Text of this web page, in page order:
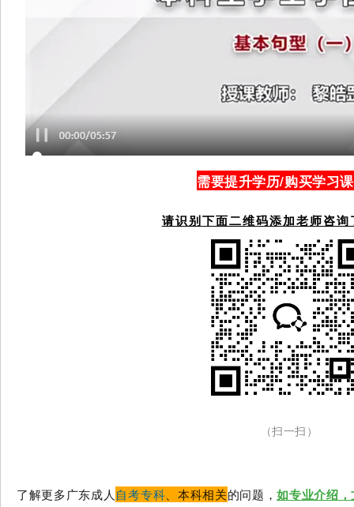
需要提升学历/购买学习
请识别下面二维码添加老师咨
（扫一扫）
了解更多广东成人 自考专科、本科相关的问题，如专业介绍